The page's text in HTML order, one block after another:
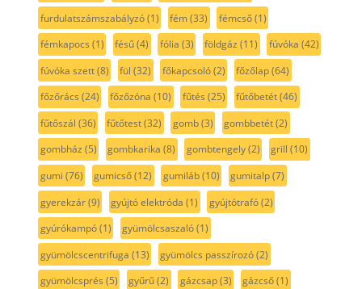
furdulatszámszabályzó(1) fém(33) fémcső(1)
fémkapocs (1) fésű(4) fólia (3) földgáz (11) fúvóka (42)
fúvóka szett(8) fül (32) főkapcsoló(2) főzőlap(64)
főzőrács (24) főzőzóna (10) fűtés (25) fűtőbetét(46)
fűtőszál (36) fűtőtest(32) gomb(3) gombbetét(2)
gombház (5) gombkarika (8) gombtengely(2) grill (10)
gumi (76) gumicső(12) gumiláb(10) gumitalp(7)
gyerekzár(9) gyújtó elektróda (1) gyújtótrafó(2)
gyúrókampó(1) gyümölcsaszaló(1)
gyümölcscentrifuga (13) gyümölcs passzírozó(2)
gyümölcsprés (5) gyűrű(2) gázcsap(3) gázcső(1)